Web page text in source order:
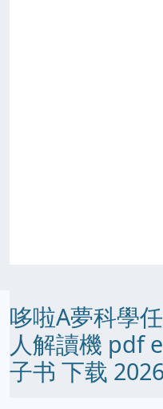
哆啦A夢科學
人解讀機 pdf
子书 下载 2026